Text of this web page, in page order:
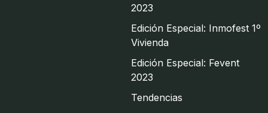
2023
Edición Especial: Inmofest 1º
Vivienda
Edición Especial: Fevent
2023
Tendencias